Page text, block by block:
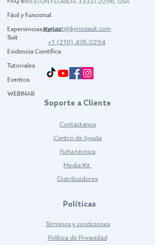
FAQ's
Fácil y Funcional
Experiencias Kyrios
Suit
Evidencia Científica
Tutoriales
Eventos
WEBINAR
WESTON FLORIDA 33327-2296, USA
contact@kyriossuit.com
+1 (210) 478-0294
Francisco Way 10607 Converse San Antonio, TX 78109 SAN ANTONIO, TEXAS, US
Soporte a Cliente
Contáctanos
Centro de Ayuda
Ficha técnica
Media Kit
Distribuidores
Políticas
Términos y condiciones
Política de Privacidad